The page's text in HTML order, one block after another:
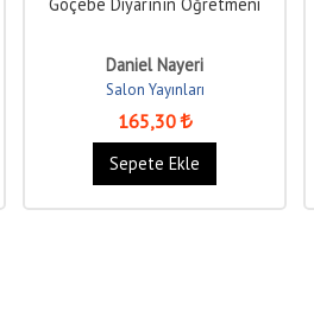
Göçebe Diyarının Öğretmeni
Daniel Nayeri
Salon Yayınları
165,30
Sepete Ekle